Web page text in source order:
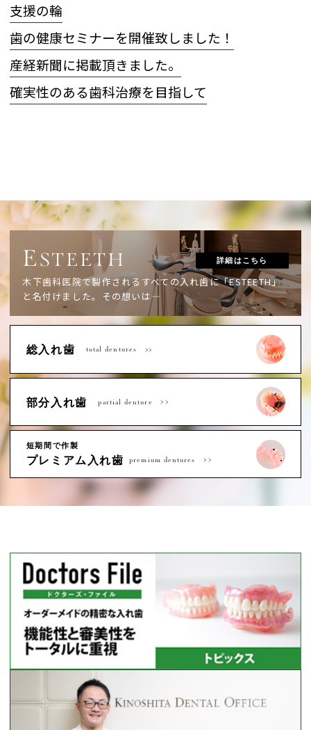
支援の輪
歯の健康セミナーを開催致しました！
産経新聞に掲載頂きました。
確実性のある歯科治療を目指して
E STEETH
木下歯科医院で製作されるすべての入れ歯に「ESTEETH」
と名付けました。 その想いは―
詳細はこちら
総入れ歯 total dentures
部分入れ歯 partial denture
短期間で作製
プレミアム入れ歯 premium dentures